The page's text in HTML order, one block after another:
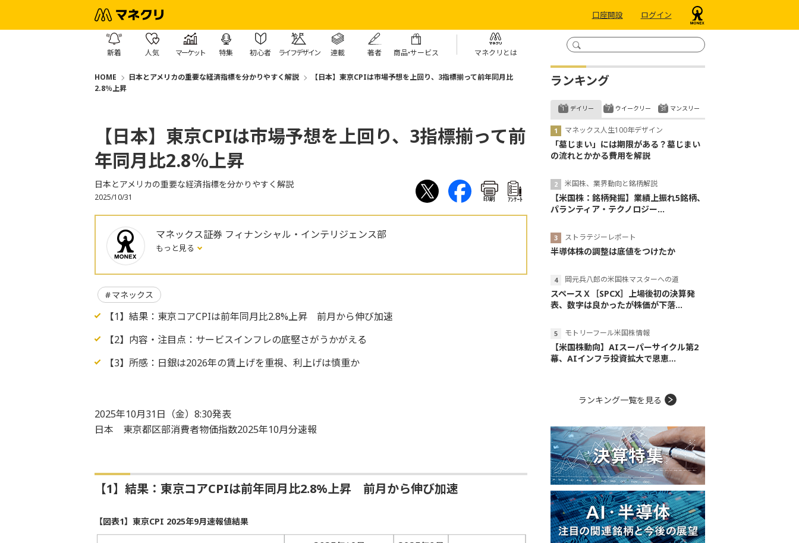
口座開設 ログイン
新着 人気 マーケット 特集 初心者 ライフデザイン 連載 著者 商品・サービス マネクリとは
HOME 日本とアメリカの重要な経済指標を分かりやすく解説
【日本】東京CPIは市場予想を上回り、3指標揃って前年同月比
2.8％上昇
【日本】東京CPIは市場予想を上回り、3指標揃って前
年同月比2.8％上昇
日本とアメリカの重要な経済指標を分かりやすく解説
2025/10/31 印刷 ｱﾝｹｰﾄ
マネックス証券 フィナンシャル・インテリジェンス部
もっと見る
マネックス
【1】結果：東京コアCPIは前年同月比2.8%上昇 前月から伸び加速
【2】内容・注目点：サービスインフレの底堅さがうかがえる
【3】所感：日銀は2026年の賃上げを重視、利上げは慎重か
2025年10月31日（金）8:30発表
日本 東京都区部消費者物価指数2025年10月分速報
【1】結果：東京コアCPIは前年同月比2.8%上昇 前月から伸び加速
【図表1】東京CPI 2025年9月速報値結果
ランキング
デイリー
マネックス人生100年デザイン
「墓じまい」には期限がある？墓じまい
の流れとかかる費用を解説
米国株、業界動向と銘柄解説
【米国株：銘柄発掘】業績上振れ5銘柄、
パランティア・テクノロジー...
ストラテジーレポート
半導体株の調整は底値をつけたか
岡元兵八郎の米国株マスターへの道
スペースＸ［SPCX］上場後初の決算発
表、数字は良かったが株価が下落...
モトリーフール米国株情報
【米国株動向】AIスーパーサイクル第2
幕、AIインフラ投資拡大で恩恵...
ウイークリー マンスリー
ランキング一覧を見る